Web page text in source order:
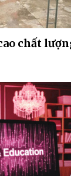
chất